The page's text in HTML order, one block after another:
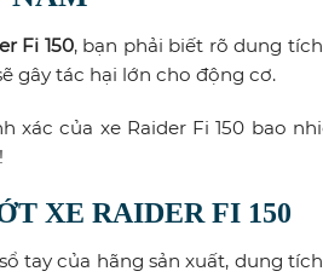
Fi 150, bạn phải biết rõ dung
gây tác hại lớn cho động cơ.
xác của xe Raider Fi 150 bao
XE RAIDER FI 150
tay của hãng sản xuất, dung tích